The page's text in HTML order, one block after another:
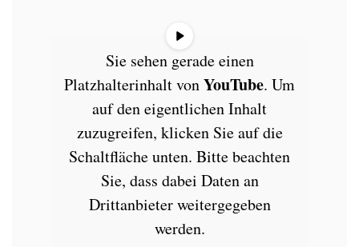
Sie sehen gerade einen
Platzhalterinhalt vonYouTube. Um
auf den eigentlichen Inhalt
zuzugreifen, klicken Sie auf die
Schaltfläche unten. Bitte beachten
Sie, dass dabei Daten an
Drittanbieter weitergegeben
werden.